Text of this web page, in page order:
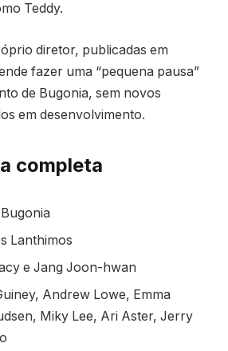
Teddy.
diretor, publicadas em
fazer uma “pequena pausa”
de Bugonia, sem novos
em desenvolvimento.
completa
Bugonia
Lanthimos
e Jang Joon-hwan
Andrew Lowe, Emma
Miky Lee, Ari Aster, Jerry